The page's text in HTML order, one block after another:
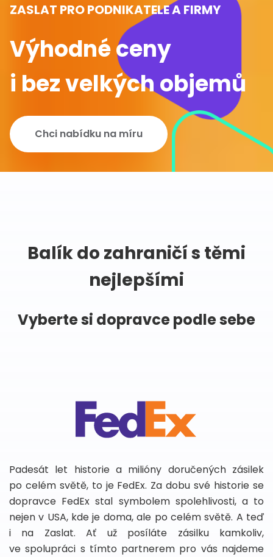
ZASLAT PRO PODNIKATELE A FIRMY
Výhodné ceny
i bez velkých objemů
Chci nabídku na míru
Balík do zahraničí s těmi
nejlepšími
Vyberte si dopravce podle sebe
Padesát let historie a milióny doručených zásilek
po celém světě, to je FedEx. Za dobu své historie se
dopravce FedEx stal symbolem spolehlivosti, a to
nejen v USA, kde je doma, ale po celém světě. A teď
i na Zaslat. Ať už posíláte zásilku kamkoliv,
ve spolupráci s tímto partnerem pro vás najdeme